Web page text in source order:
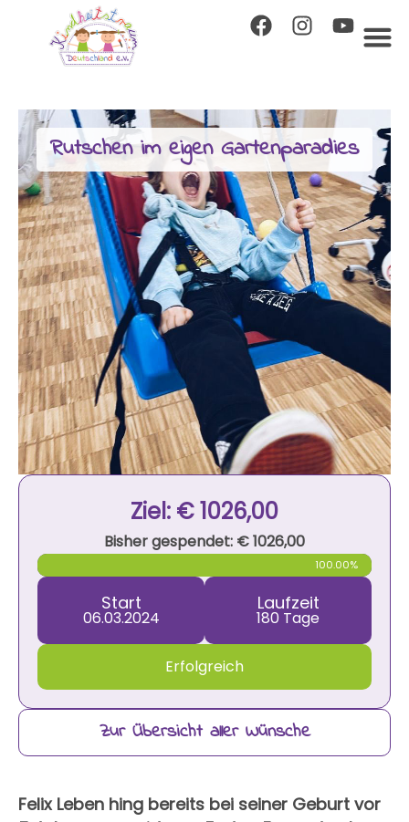
Rutschen im eigen Gartenparadies
Ziel: € 1026,00
Bisher gespendet: € 1026,00
100.00%
Start
06.03.2024
Laufzeit
180 Tage
Erfolgreich
Zur Übersicht aller Wünsche
Felix Leben hing bereits bei seiner Geburt vor